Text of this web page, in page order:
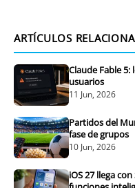
ARTÍCULOS
Claude Fable
usuarios
11 Jun, 2026
Partidos del
fase de grupos
10 Jun, 2026
iOS 27 llega